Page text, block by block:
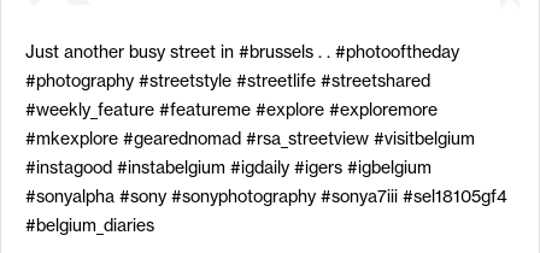
Just another busy street in #brussels . . #photooftheday
#photography #streetstyle #streetlife #streetshared
#weekly_feature #featureme #explore #exploremore
#mkexplore #gearednomad #rsa_streetview #visitbelgium
#instagood #instabelgium #igdaily #igers #igbelgium
#sonyalpha #sony #sonyphotography #sonya7iii #sel18105gf4
#belgium_diaries